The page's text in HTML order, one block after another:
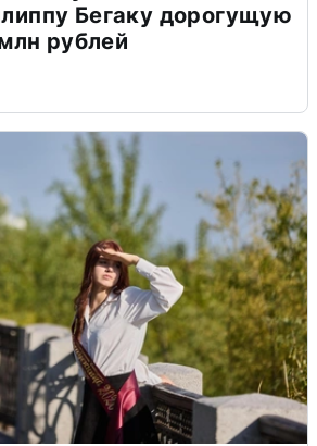
Бегаку дорогущую
рублей